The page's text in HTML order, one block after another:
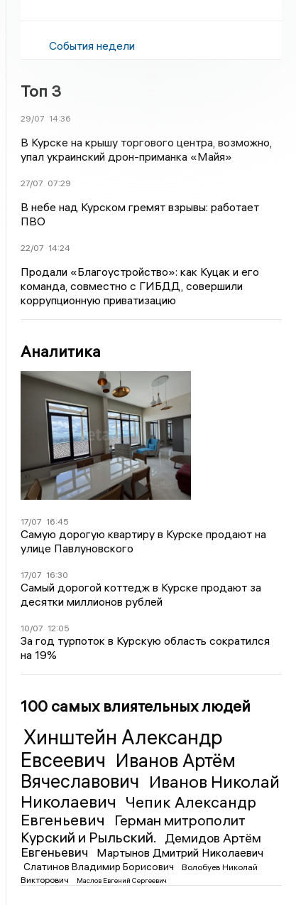
События недели
Топ 3
29/07 14:36
В Курске на крышу торгового центра, возможно,
упал украинский дрон-приманка «Майя»
27/07 07:29
В небе над Курском гремят взрывы: работает
ПВО
22/07 14:24
Продали «Благоустройство»: как Куцак и его
команда, совместно с ГИБДД, совершили
коррупционную приватизацию
Аналитика
17/07 16:45
Самую дорогую квартиру в Курске продают на
улице Павлуновского
17/07 16:30
Самый дорогой коттедж в Курске продают за
десятки миллионов рублей
10/07 12:05
За год турпоток в Курскую область сократился
на 19%
100 самых влиятельных людей
Хинштейн Александр
Евсеевич Иванов Артём
Вячеславович Иванов Николай
Николаевич Чепик Александр
Евгеньевич
Герман митрополит
Курский и Рыльский.
Демидов Артём
Евгеньевич
Мартынов Дмитрий Николаевич
Слатинов Владимир Борисович
Волобуев Николай
Викторович
Маслов Евгений Сергеевич